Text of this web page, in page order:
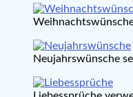
Neujahrswünsche